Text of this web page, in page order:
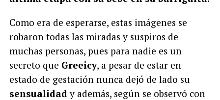
Como era de esperarse, estas imágenes se
robaron todas las miradas y suspiros de
muchas personas, pues para nadie es un
secreto que Greeicy, a pesar de estar en
estado de gestación nunca dejó de lado su
sensualidad y además, según se observó con